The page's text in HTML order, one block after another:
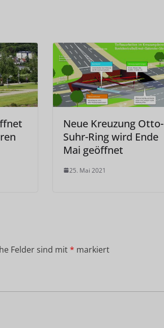
Neue Kreuzung Otto-
Suhr-Ring wird Ende
Mai geöffnet
25. Mai 2021
Felder sind mit* markiert